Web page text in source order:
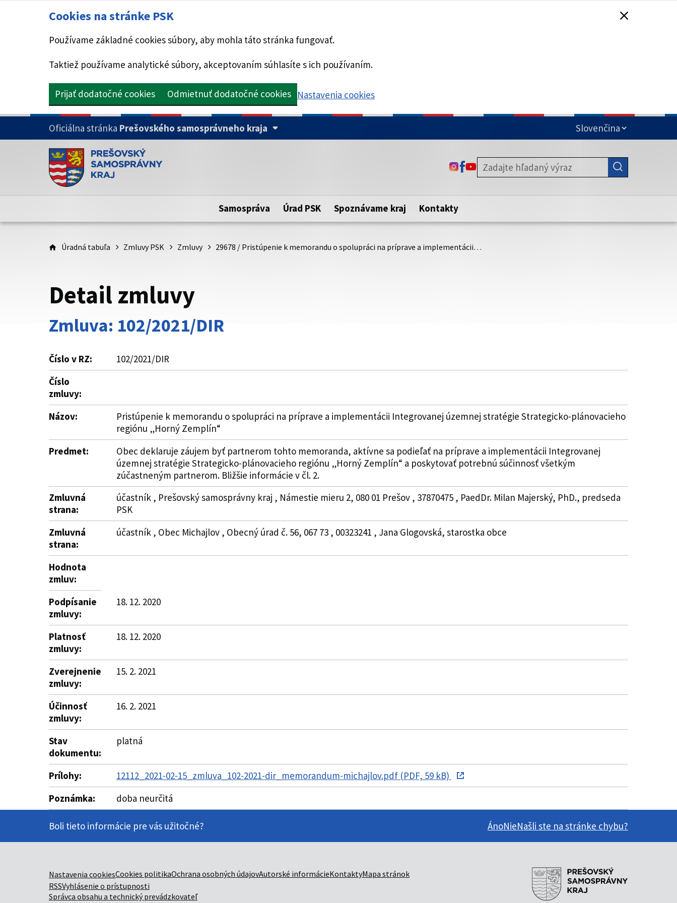
Cookies na stránke PSK
Používame základné cookies súbory, aby mohla táto stránka fungovať.
Taktiež používame analytické súbory, akceptovaním súhlasíte s ich používaním.
Prijať dodatočné cookies Odmietnuť dodatočné cookies Nastavenia cookies
PRESKOČIŤ NA HLAVNÝ OBSAH
Oficiálna stránka Prešovského samosprávneho kraja
Doména psk.sk je oficiálna
Toto je oficiálna webová stránka Prešovského samosprávneho kraja.
Táto stránka je zabezpečená
zabezpečenú webovú stránku. Zabezpečená stránka vždy začína
https:// pred názvom domény webového sídla.
ODKAZ SA OTVORÍ NA NOVEJ KARTE
ODKAZ SA OTVORÍ NA NOVEJ KARTE
ODKAZ SA OTVORÍ NA NOVEJ KARTE
Samospráva Úrad PSK Spoznávame kraj Kontakty
Úradná tabuľa Zmluvy PSK Zmluvy 29678 / Pristúpenie k memorandu o spolupráci na príprave a implementácii…
Detail zmluvy
Zmluva: 102/2021/DIR
Číslo v RZ:
102/2021/DIR
Číslo
zmluvy:
Názov:
Pristúpenie k memorandu o spolupráci na príprave a implementácii Integrovanej územnej stratégie Strategicko-plánovacieho
regiónu „Horný Zemplín“
Predmet:
Obec deklaruje záujem byť partnerom tohto memoranda, aktívne sa podieľať na príprave a implementácii Integrovanej
územnej stratégie Strategicko-plánovacieho regiónu „Horný Zemplín“ a poskytovať potrebnú súčinnosť všetkým
zúčastneným partnerom. Bližšie informácie v čl. 2.
Zmluvná
strana:
účastník , Prešovský samosprávny kraj , Námestie mieru 2, 080 01 Prešov , 37870475 , PaedDr. Milan Majerský, PhD., predseda
PSK
Zmluvná
strana:
účastník , Obec Michajlov , Obecný úrad č. 56, 067 73 , 00323241 , Jana Glogovská, starostka obce
Hodnota
zmluv:
Podpísanie
zmluvy:
18. 12. 2020
Platnosť
zmluvy:
18. 12. 2020
Zverejnenie
zmluvy:
15. 2. 2021
Účinnosť
zmluvy:
16. 2. 2021
Stav
dokumentu:
platná
Prílohy:
12112_2021-02-15_zmluva_102-2021-dir_memorandum-michajlov.pdf (PDF, 59 kB)
Poznámka:
doba neurčitá
Boli tieto informácie pre vás užitočné? ÁnoNieNašli ste na stránke chybu?
Nastavenia cookiesCookies politikaOchrana osobných údajovAutorské informácieKontaktyMapa stránok
RSSVyhlásenie o prístupnosti
Správca obsahu a technický prevádzkovateľ